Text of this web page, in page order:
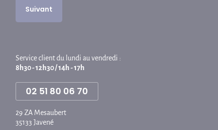
Service client du lundi au vendredi :
8h30 - 12h30 / 14h - 17h
02 51 80 06 70
29 ZA Mesaubert
35133 Javené